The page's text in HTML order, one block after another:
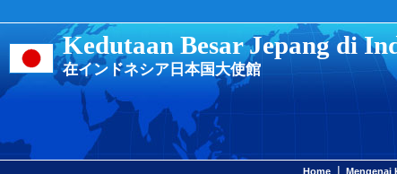
Kedutaan Besar Jepang di
在インドネシア日本国大使館
Home | Mengenai